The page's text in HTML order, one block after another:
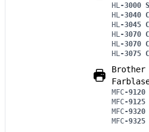
HL-3000
HL-3040
HL-3045
HL-3070
HL-3070
HL-3075
Brother
MFC-9120
MFC-9125
MFC-9320
MFC-9325